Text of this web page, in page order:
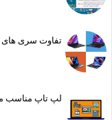
تفاوت سری های مختلف
لپ تاپ مناسب مصارف